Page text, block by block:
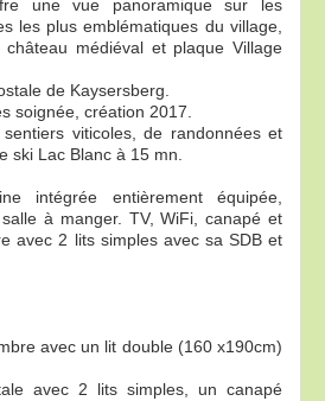
une vue panoramique sur les
les plus emblématiques du village,
médiéval et plaque Village
de Kaysersberg.
soignée, création 2017.
viticoles, de randonnées et
ski Lac Blanc à 15 mn.
intégrée entièrement équipée,
à manger. TV, WiFi, canapé et
avec 2 lits simples avec sa SDB et
avec un lit double (160 x190cm)
avec 2 lits simples, un canapé